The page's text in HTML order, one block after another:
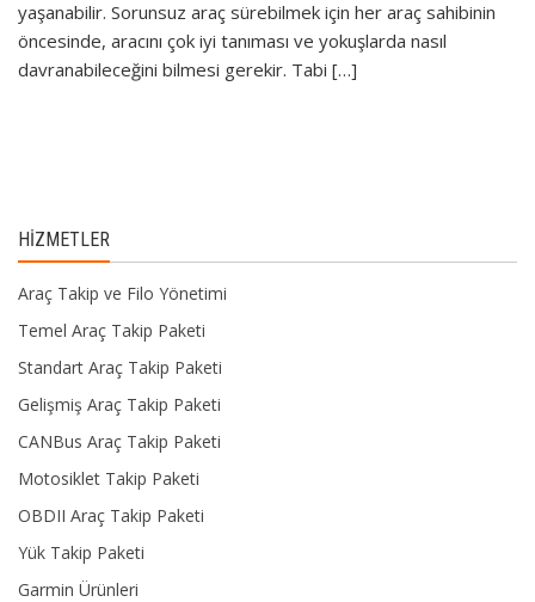
yaşanabilir. Sorunsuz araç sürebilmek için her araç sahibinin
öncesinde, aracını çok iyi tanıması ve yokuşlarda nasıl
davranabileceğini bilmesi gerekir. Tabi […]
HIZMETLER
Araç Takip ve Filo Yönetimi
Temel Araç Takip Paketi
Standart Araç Takip Paketi
Gelişmiş Araç Takip Paketi
CANBus Araç Takip Paketi
Motosiklet Takip Paketi
OBDII Araç Takip Paketi
Yük Takip Paketi
Garmin Ürünleri